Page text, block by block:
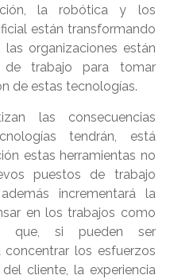
la robótica y los
están transformando
organizaciones están
de trabajo para tomar
de estas tecnologías.
las consecuencias
tendrán, está
estas herramientas no
puestos de trabajo
incrementará la
en los trabajos como
que, si pueden ser
los esfuerzos
cliente, la experiencia